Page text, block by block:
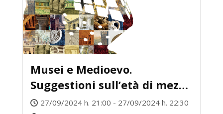
Musei e Medioevo.
Suggestioni sull’età di mezzo
nel patrimonio dei Musei
27/09/2024 h. 21:00 - 27/09/2024 h. 22:30